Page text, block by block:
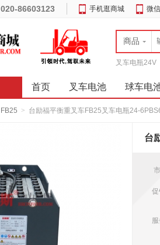
020-86603123 手机逛商城 微
商品
叉车电瓶24V
首页 叉车电池 球车电
FB25 > 台励福平衡重叉车FB25叉车电瓶24-
台